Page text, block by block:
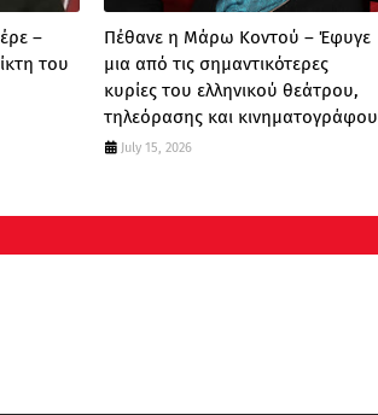
–
του
Πέθανε η Μάρω Κοντού – Έφυγε
μια από τις σημαντικότερες
κυρίες του ελληνικού θεάτρου,
τηλεόρασης και κινηματογράφου
July 15, 2026